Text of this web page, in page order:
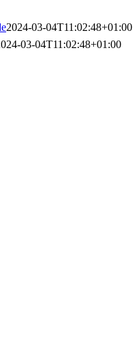
2024-03-04T11:02:48+01:00
03-04T11:02:48+01:00